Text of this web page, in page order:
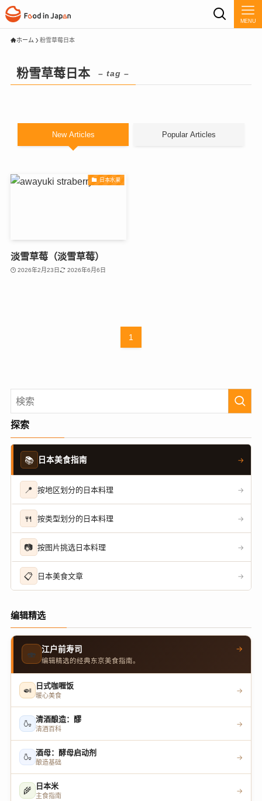
MENU
ホーム 粉雪草莓日本
粉雪草莓日本 – tag –
New Articles Popular Articles
日本水果
淡雪草莓（淡雪草莓）
2026年2月23日 2026年6月6日
1
探索
📚 日本美食指南 →
📍 按地区划分的日本料理 →
🍴 按类型划分的日本料理 →
📷 按图片挑选日本料理 →
📋 日本美食文章 →
编辑精选
🍣 江户前寿司
编辑精选的经典东京美食指南。
→
🍛 日式咖喱饭
暖心美食
→
🍶 清酒酿造：醪
清酒百科
→
🍶 酒母：酵母启动剂
酿造基础
→
🌾 日本米
主食指南
→